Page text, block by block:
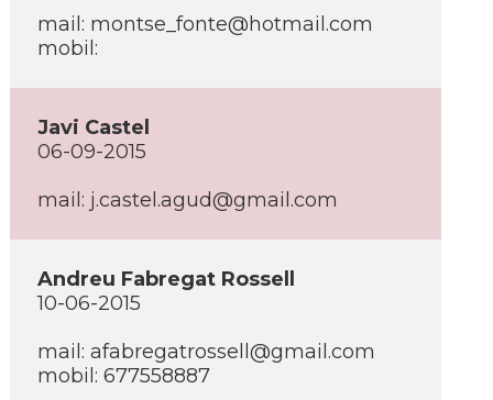
mail: montse_fonte@hotmail.com
mobil:
Javi Castel
06-09-2015
mail: j.castel.agud@gmail.com
Andreu Fabregat Rossell
10-06-2015
mail: afabregatrossell@gmail.com
mobil: 677558887